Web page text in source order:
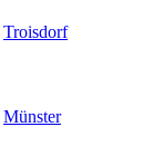
Troisdorf
Münster